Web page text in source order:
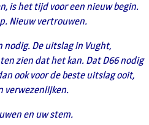
is het tijd voor een nieuw begin.
Nieuw vertrouwen.
nodig. De uitslag in Vught,
zien dat het kan. Dat D66 nodig
ook voor de beste uitslag ooit,
verwezenlijken.
en uw stem.